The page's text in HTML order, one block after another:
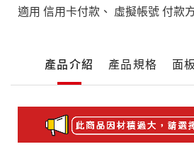
適用 信用卡付款、 虛擬帳號 付款
詳
產品介紹 產品規格 面
產